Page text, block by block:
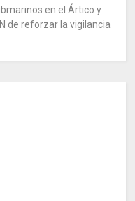
en el Ártico y
de reforzar la vigilancia